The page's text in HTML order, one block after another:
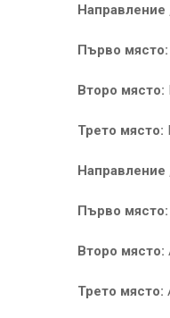
Направление
Първо място:
Второ място:
Трето място:
Направление
Първо място:
Второ място:
Трето място: